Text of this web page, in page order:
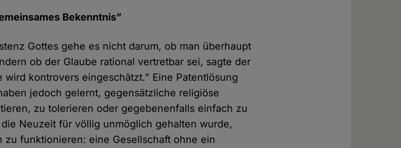
Bekenntnis”
Gottes gehe es nicht darum, ob man überhaupt
ob der Glaube rational vertretbar sei, sagte der
wird kontrovers eingeschätzt.” Eine Patentlösung
jedoch gelernt, gegensätzliche religiöse
zu tolerieren oder gegebenenfalls einfach zu
Neuzeit für völlig unmöglich gehalten wurde,
zu funktionieren: eine Gesellschaft ohne ein